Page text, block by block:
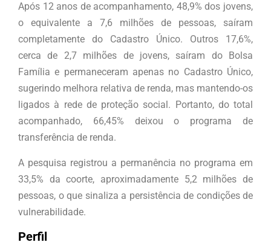
Após 12 anos de acompanhamento, 48,9% dos jovens,
o equivalente a 7,6 milhões de pessoas, saíram
completamente do Cadastro Único. Outros 17,6%,
cerca de 2,7 milhões de jovens, saíram do Bolsa
Família e permaneceram apenas no Cadastro Único,
sugerindo melhora relativa de renda, mas mantendo-os
ligados à rede de proteção social. Portanto, do total
acompanhado, 66,45% deixou o programa de
transferência de renda.
A pesquisa registrou a permanência no programa em
33,5% da coorte, aproximadamente 5,2 milhões de
pessoas, o que sinaliza a persistência de condições de
vulnerabilidade.
Perfil